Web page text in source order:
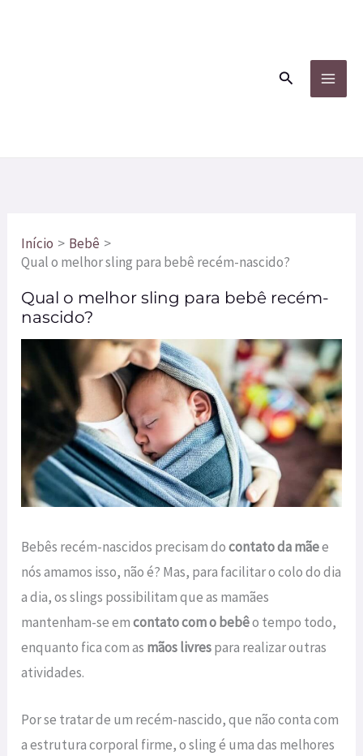
Pesquisar
Início
Bebê
Qual o melhor sling para bebê recém-nascido?
Qual o melhor sling para bebê recém-
nascido?
Bebês recém-nascidos precisam docontato da mãee
nós amamos isso, não é? Mas, para facilitar o colo do dia
a dia, os slings possibilitam que as mamães
mantenham-se emcontato com o bebêo tempo todo,
enquanto fica com as mãos livrespara realizar outras
atividades.
Por se tratar de um recém-nascido, que não conta com
a estrutura corporal firme, o sling é uma das melhores